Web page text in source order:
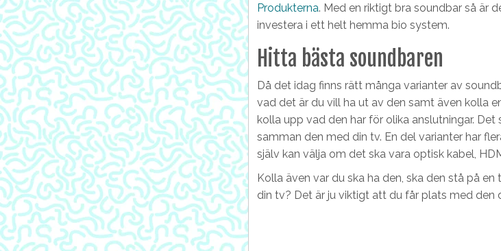
Produkterna. Med en riktigt bra soundbar så är
investera i ett helt hemma bio system.
Hitta bästa soundbaren
Då det idag finns rätt många varianter av
vad det är du vill ha ut av den samt även kolla
kolla upp vad den har för olika anslutningar.
samman den med din tv. En del varianter har
själv kan välja om det ska vara optisk kabel,
Kolla även var du ska ha den, ska den stå på
din tv? Det är ju viktigt att du får plats med den